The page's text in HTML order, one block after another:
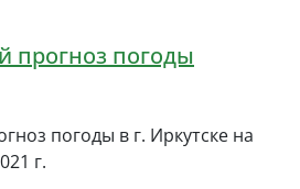
прогноз погоды
погоды в г. Иркутске на
г.